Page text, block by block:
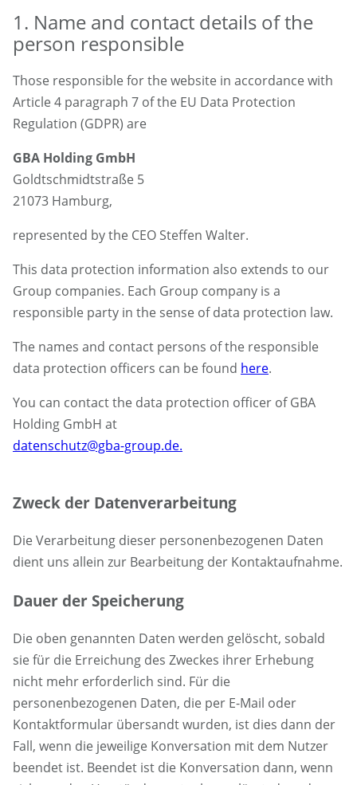
1. Name and contact details of the
person responsible
Those responsible for the website in accordance with
Article 4 paragraph 7 of the EU Data Protection
Regulation (GDPR) are
GBA Holding GmbH
Goldtschmidtstraße 5
21073 Hamburg,
represented by the CEO Steffen Walter.
This data protection information also extends to our
Group companies. Each Group company is a
responsible party in the sense of data protection law.
The names and contact persons of the responsible
data protection officers can be found here.
You can contact the data protection officer of GBA
Holding GmbH at
datenschutz@gba-group.de.
Zweck der Datenverarbeitung
Die Verarbeitung dieser personenbezogenen Daten
dient uns allein zur Bearbeitung der Kontaktaufnahme.
Dauer der Speicherung
Die oben genannten Daten werden gelöscht, sobald
sie für die Erreichung des Zweckes ihrer Erhebung
nicht mehr erforderlich sind. Für die
personenbezogenen Daten, die per E-Mail oder
Kontaktformular übersandt wurden, ist dies dann der
Fall, wenn die jeweilige Konversation mit dem Nutzer
beendet ist. Beendet ist die Konversation dann, wenn